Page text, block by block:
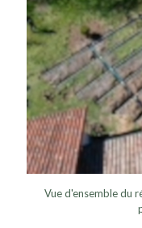
Vue d'ensemble du